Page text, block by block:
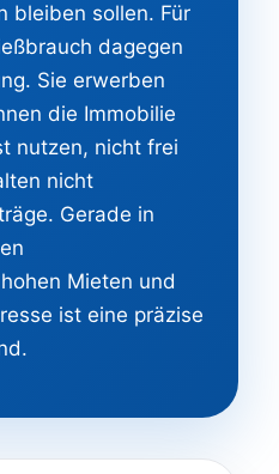
bleiben sollen. Für
dagegen
Sie erwerben
die Immobilie
nutzen, nicht frei
nicht
Gerade in
Mieten und
ist eine präzise